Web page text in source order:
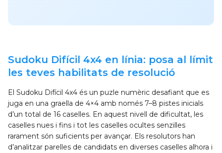
Sudoku Difícil 4x4 en línia: posa al límit
les teves habilitats de resolució
El Sudoku Difícil 4x4 és un puzle numèric desafiant que es
juga en una graella de 4×4 amb només 7–8 pistes inicials
d’un total de 16 caselles. En aquest nivell de dificultat, les
caselles nues i fins i tot les caselles ocultes senzilles
rarament són suficients per avançar. Els resolutors han
d’analitzar parelles de candidats en diverses caselles alhora i